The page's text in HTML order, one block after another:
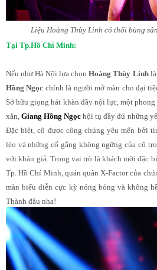
Liệu Hoàng Thùy Linh có thổi bùng
Tại Tp.Hồ Chí Minh:
Nếu như Hà Nội lựa chọnHoàng Thùy Linh
Hồng Ngọc chính là người mở màn cho đại
Sở hữu giọng hát khàn đầy nội lực, một
xắn,Giang Hồng Ngọc hội tụ đầy đủ những
Đặc biệt, cô được công chúng yêu mến bởi
léo và những cố gắng không ngững của cô
với khán giả. Trong vai trò là khách mời đặc
Tp. Hồ Chí Minh, quán quân X-Factor của
màn biểu diễn cực kỳ nóng bỏng và không
Thành đâu nha!